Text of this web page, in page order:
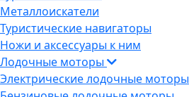
Металлоискатели
Туристические навигаторы
Ножи и аксессуары к ним
Лодочные моторы
Электрические лодочные моторы